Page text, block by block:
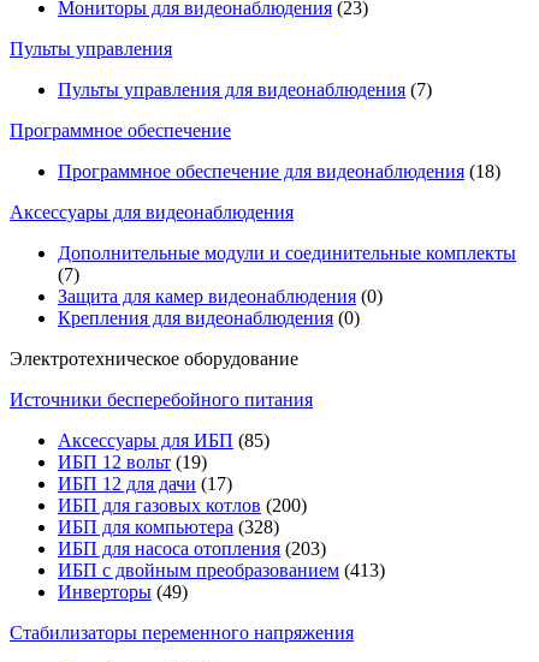
Мониторы для видеонаблюдения (23)
Пульты управления
Пульты управления для видеонаблюдения (7)
Программное обеспечение
Программное обеспечение для видеонаблюдения (18)
Аксессуары для видеонаблюдения
Дополнительные модули и соединительные комплекты
(7)
Защита для камер видеонаблюдения (0)
Крепления для видеонаблюдения (0)
Электротехническое оборудование
Источники бесперебойного питания
Аксессуары для ИБП (85)
ИБП 12 вольт (19)
ИБП 12 для дачи (17)
ИБП для газовых котлов (200)
ИБП для компьютера (328)
ИБП для насоса отопления (203)
ИБП с двойным преобразованием (413)
Инверторы (49)
Стабилизаторы переменного напряжения